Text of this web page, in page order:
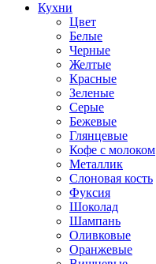
Кухни
Цвет
Белые
Черные
Желтые
Красные
Зеленые
Серые
Бежевые
Глянцевые
Кофе с молоком
Металлик
Слоновая кость
Фуксия
Шоколад
Шампань
Оливковые
Оранжевые